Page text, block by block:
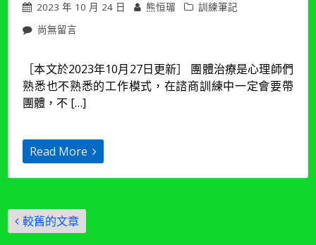
2023 年 10 月 24 日 熊恒瑂
訓練筆記
在
筆
記
26
團
體
練
(2023
尚無留言
［本文於2023年10月27日更新］ 團體治療是心理師們
熟悉也不熟悉的工作模式，在諮商訓練中一定會要帶
團體，不 […]
Read More
文
章較舊的文章